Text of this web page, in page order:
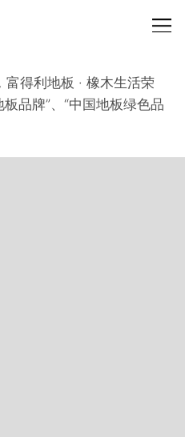
富得利地板 · 橡木生活荣
品牌”、“中国地板绿色品